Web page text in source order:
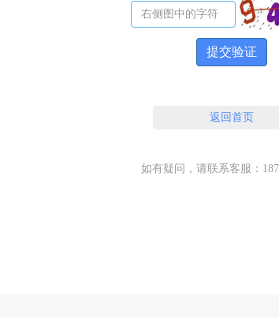
提交验证
返回首页
如有疑问，请联系客服：